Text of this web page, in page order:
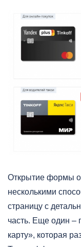
Открытие формы
несколькими
страницу с
часть. Еще один –
карту», которая